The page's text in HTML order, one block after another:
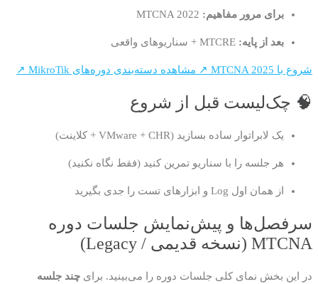
برای مرور مفاهیم:
بعد از پایه:
شروع با MTCNA 2025 ↗ مشاهده دسته‌بندی دوره‌های MikroTik ↗
🧠 چک‌لیست قبل از شروع
یک لابراتوار ساده بسازید (VMware + CHR + کلاینت)
هر جلسه را با سناریو تمرین کنید (فقط نگاه نکنید)
از همان اول Log و ابزارهای تست را جدی بگیرید
سرفصل‌ها و پیش‌نمایش جلسات دوره
MTCNA (نسخه قدیمی / Legacy)
در این بخش نمای کلی جلسات دوره را می‌بینید. برای چند جلسه